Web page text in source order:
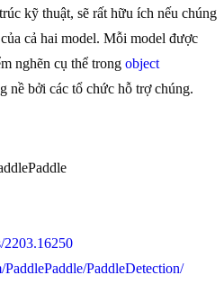
kỹ thuật, sẽ rất hữu ích nếu chúng
cả hai model. Mỗi model được
nghẽn cụ thể trong object
nề bởi các tổ chức hỗ trợ chúng.
2203.16250
PaddleDetection/